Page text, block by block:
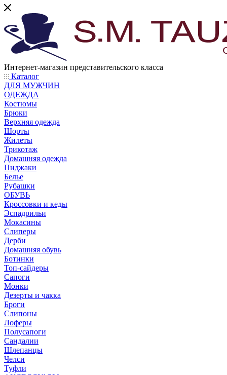
Интернет-магазин представительского класса
Каталог
ДЛЯ МУЖЧИН
ОДЕЖДА
Костюмы
Брюки
Верхняя одежда
Шорты
Жилеты
Трикотаж
Домашняя одежда
Пиджаки
Белье
Рубашки
ОБУВЬ
Кроссовки и кеды
Эспадрильи
Мокасины
Слиперы
Дерби
Домашняя обувь
Ботинки
Топ-сайдеры
Сапоги
Монки
Дезерты и чакка
Броги
Слипоны
Лоферы
Полусапоги
Сандалии
Шлепанцы
Челси
Туфли